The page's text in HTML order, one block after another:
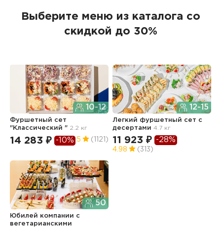
Выберите меню из каталога со
скидкой до 30%
10-12
Фуршетный сет
"Классический " 2.2 кг
14 283 ₽ -10% 5 (1121)
12-15
Легкий фуршетный сет с
десертами4.7 кг
11 923 ₽ -28%
4.98 (313)
50
Юбилей компании с
вегетарианскими